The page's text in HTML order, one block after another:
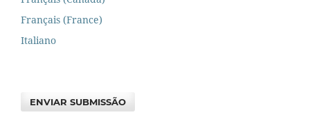
Français (France)
Italiano
ENVIAR SUBMISSÃO